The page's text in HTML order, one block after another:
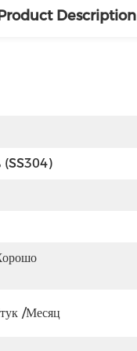
Description
(SS304)
/месяц